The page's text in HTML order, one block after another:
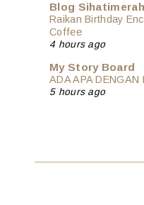
Blog
Raikan Birthday
Coffee
4 hours ago
My Story Board
ADA APA
5 hours ago